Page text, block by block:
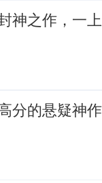
神之作，一
分的悬疑神